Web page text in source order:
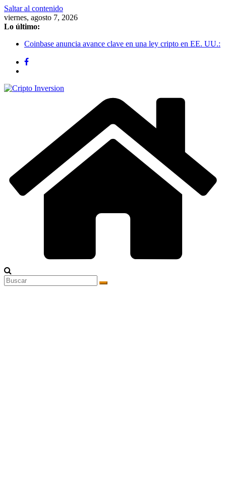
Saltar al contenido
viernes, agosto 7, 2026
Lo último:
Coinbase anuncia avance clave en una ley cripto en EE. UU.:
regulación
Bitcoin sigue cerca de USD 64.000 mientras las salidas de
ETFs de Bitcoin presionan al mercado
Stablecoins vs depósitos tokenizados: la nueva batalla entre
bancos y cripto por el dinero digital
Acciones tokenizadas: la SEC avanza hacia un nuevo marco
regulatorio en EE. UU.